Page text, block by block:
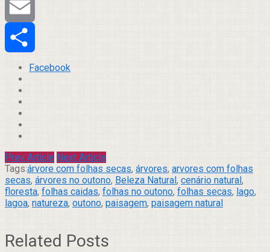
Tumblr
Email
Compartilhar
Facebook
Prev Article Next Article
Tags:árvore com folhas secas, árvores, arvores com folhas
secas, árvores no outono, Beleza Natural, cenário natural,
floresta, folhas caidas, folhas no outono, folhas secas, lago,
lagoa, natureza, outono, paisagem, paisagem natural
Related Posts